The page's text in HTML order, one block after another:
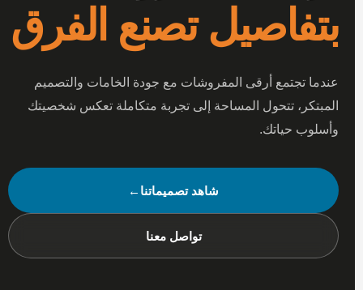
بتفاصيل تصنع الفرق
عندما تجتمع أرقى المفروشات مع جودة الخامات والتصميم
المبتكر، تتحول المساحة إلى تجربة متكاملة تعكس شخصيتك
وأسلوب حياتك.
شاهد تصميماتنا←
تواصل معنا